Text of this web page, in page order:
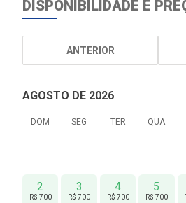
DISPONIBILIDADE E
ANTERIOR
AGOSTO DE 2026
DOM SEG TER QUA
2
R$ 700
3
R$ 700
4
R$ 700
5
R$ 700